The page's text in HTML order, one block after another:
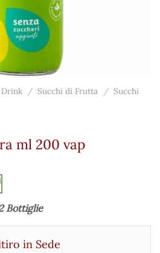
/ Succhi di Frutta / Succhi
ml 200 vap
Bottiglie
in Sede